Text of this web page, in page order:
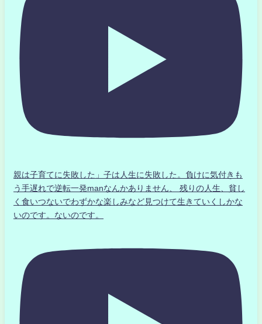
親は子育てに失敗した」子は人生に失敗した。負けに気付きも
う手遅れで逆転一発manなんかありません、 残りの人生、貧し
く食いつないでわずかな楽しみなど見つけて生きていくしかな
いのです。ないのです。